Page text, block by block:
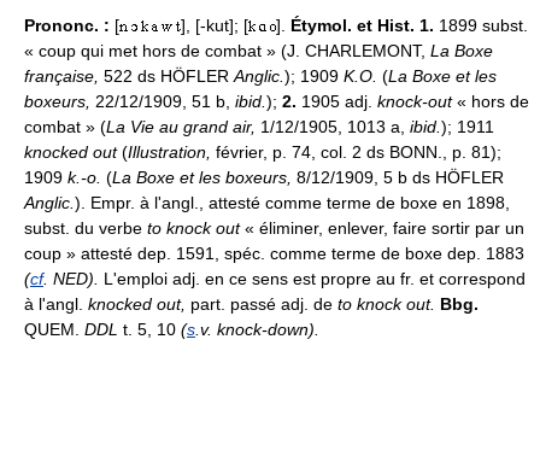
Prononc. : [ ], [-kut]; [ ]. Étymol. et Hist. 1. 1899 subst.
« coup qui met hors de combat » (J. CHARLEMONT, La Boxe
française, 522 ds HÖFLER Anglic. ); 1909 K.O. (La Boxe et les
boxeurs, 22/12/1909, 51 b, ibid. ); 2. 1905 adj. knock-out« hors de
combat » (La Vie au grand air, 1/12/1905, 1013 a, ibid. ); 1911
knocked out(Illustration, février, p. 74, col. 2 ds BONN., p. 81);
1909 k.-o. (La Boxe et les boxeurs, 8/12/1909, 5 b ds HÖFLER
Anglic. ). Empr. à l'angl., attesté comme terme de boxe en 1898,
subst. du verbe to knock out« éliminer, enlever, faire sortir par un
coup » attesté dep. 1591, spéc. comme terme de boxe dep. 1883
(cf. NED). L'emploi adj. en ce sens est propre au fr. et correspond
à l'angl. knocked out, part. passé adj. de to knock out. Bbg.
QUEM. DDL t. 5, 10 (s .v. knock-down).